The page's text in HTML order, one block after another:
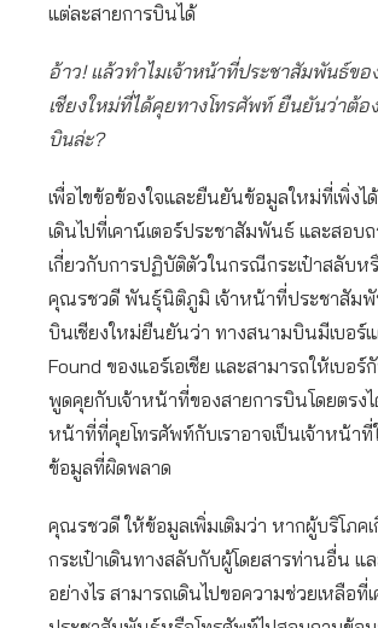
แต่ละสายการบินได้
อ้าว! แล้วทำไมเจ้าหน้าที่ประชาสัมพันธ์ข
เชียงใหม่ที่ได้คุยทางโทรศัพท์ ยืนยันว่าต้อ
บินล่ะ?
เพื่อไขข้อข้องใจและยืนยันข้อมูลใหม่ที่เพิ่งได้
เดินไปที่เคาน์เตอร์ประชาสัมพันธ์ และสอบ
เกี่ยวกับการปฏิบัติตัวในกรณีกระเป๋าสลับห
คุณรชวดี พันธุ์นิติภูมิ เจ้าหน้าที่ประชาสัม
บินเชียงใหม่ยืนยันว่า ทางสนามบินมีเบอร์
Found ของแอร์เอเชีย และสามารถให้เบอร์
พูดคุยกับเจ้าหน้าที่ของสายการบินโดยตรงไ
หน้าที่ที่คุยโทรศัพท์กับเราอาจเป็นเจ้าหน้าที่
ข้อมูลที่ผิดพลาด
คุณรชวดี ให้ข้อมูลเพิ่มเติมว่า หากผู้บริโภค
กระเป๋าเดินทางสลับกับผู้โดยสารท่านอื่น แ
อย่างไร สามารถเดินไปขอความช่วยเหลือที่